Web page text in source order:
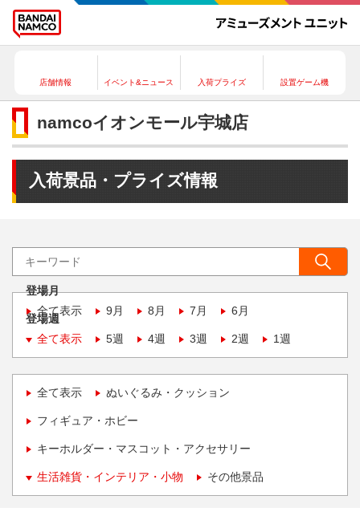
店舗情報 イベント&ニュース 入荷プライズ 設置ゲーム機
namcoイオンモール宇城店
入荷景品・プライズ情報
登場月
全て表示
9月 8月 7月 6月
登場週
全て表示
5週 4週 3週 2週 1週
全て表示 ぬいぐるみ・クッション
フィギュア・ホビー
キーホルダー・マスコット・アクセサリー
生活雑貨・インテリア・小物 その他景品